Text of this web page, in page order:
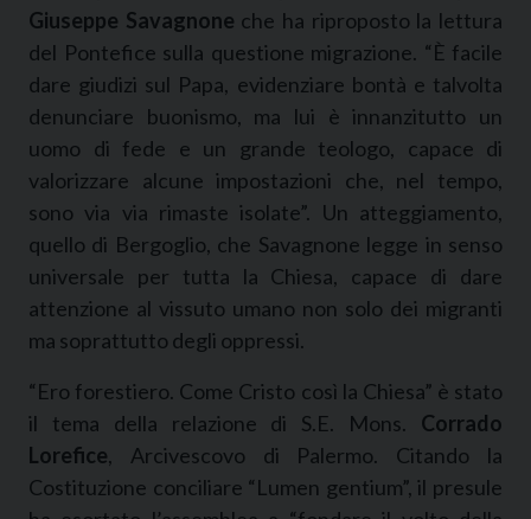
Giuseppe Savagnone che ha riproposto la lettura
del Pontefice sulla questione migrazione. “È facile
dare giudizi sul Papa, evidenziare bontà e talvolta
denunciare buonismo, ma lui è innanzitutto un
uomo di fede e un grande teologo, capace di
valorizzare alcune impostazioni che, nel tempo,
sono via via rimaste isolate”. Un atteggiamento,
quello di Bergoglio, che Savagnone legge in senso
universale per tutta la Chiesa, capace di dare
attenzione al vissuto umano non solo dei migranti
ma soprattutto degli oppressi.
“Ero forestiero. Come Cristo così la Chiesa” è stato
il tema della relazione di S.E. Mons. Corrado
Lorefice, Arcivescovo di Palermo. Citando la
Costituzione conciliare “Lumen gentium”, il presule